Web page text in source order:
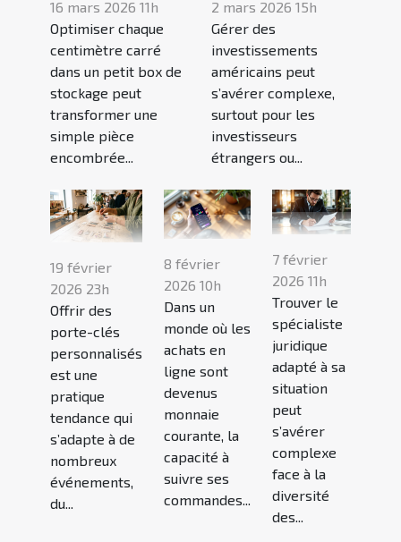
16 mars 2026 11h
Optimiser chaque
centimètre carré
dans un petit box de
stockage peut
transformer une
simple pièce
encombrée...
2 mars 2026 15h
Gérer des
investissements
américains peut
s’avérer complexe,
surtout pour les
investisseurs
étrangers ou...
19 février
2026 23h
Offrir des
porte-clés
personnalisés
est une
pratique
tendance qui
s’adapte à de
nombreux
événements,
du...
8 février
2026 10h
Dans un
monde où les
achats en
ligne sont
devenus
monnaie
courante, la
capacité à
suivre ses
commandes...
7 février
2026 11h
Trouver le
spécialiste
juridique
adapté à sa
situation
peut
s’avérer
complexe
face à la
diversité
des...